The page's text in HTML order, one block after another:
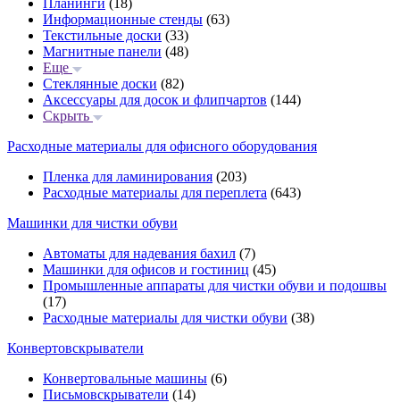
Планинги (18)
Информационные стенды (63)
Текстильные доски (33)
Магнитные панели (48)
Еще
Стеклянные доски (82)
Аксессуары для досок и флипчартов (144)
Скрыть
Расходные материалы для офисного оборудования
Пленка для ламинирования (203)
Расходные материалы для переплета (643)
Машинки для чистки обуви
Автоматы для надевания бахил (7)
Машинки для офисов и гостиниц (45)
Промышленные аппараты для чистки обуви и подошвы
(17)
Расходные материалы для чистки обуви (38)
Конвертовскрыватели
Конвертовальные машины (6)
Письмовскрыватели (14)